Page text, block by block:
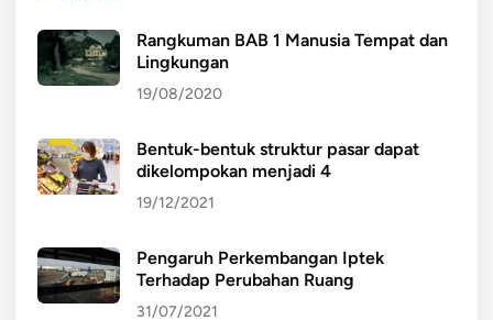
Rangkuman BAB 1 Manusia Tempat dan
Lingkungan
19/08/2020
Bentuk-bentuk struktur pasar dapat
dikelompokan menjadi 4
19/12/2021
Pengaruh Perkembangan Iptek
Terhadap Perubahan Ruang
31/07/2021